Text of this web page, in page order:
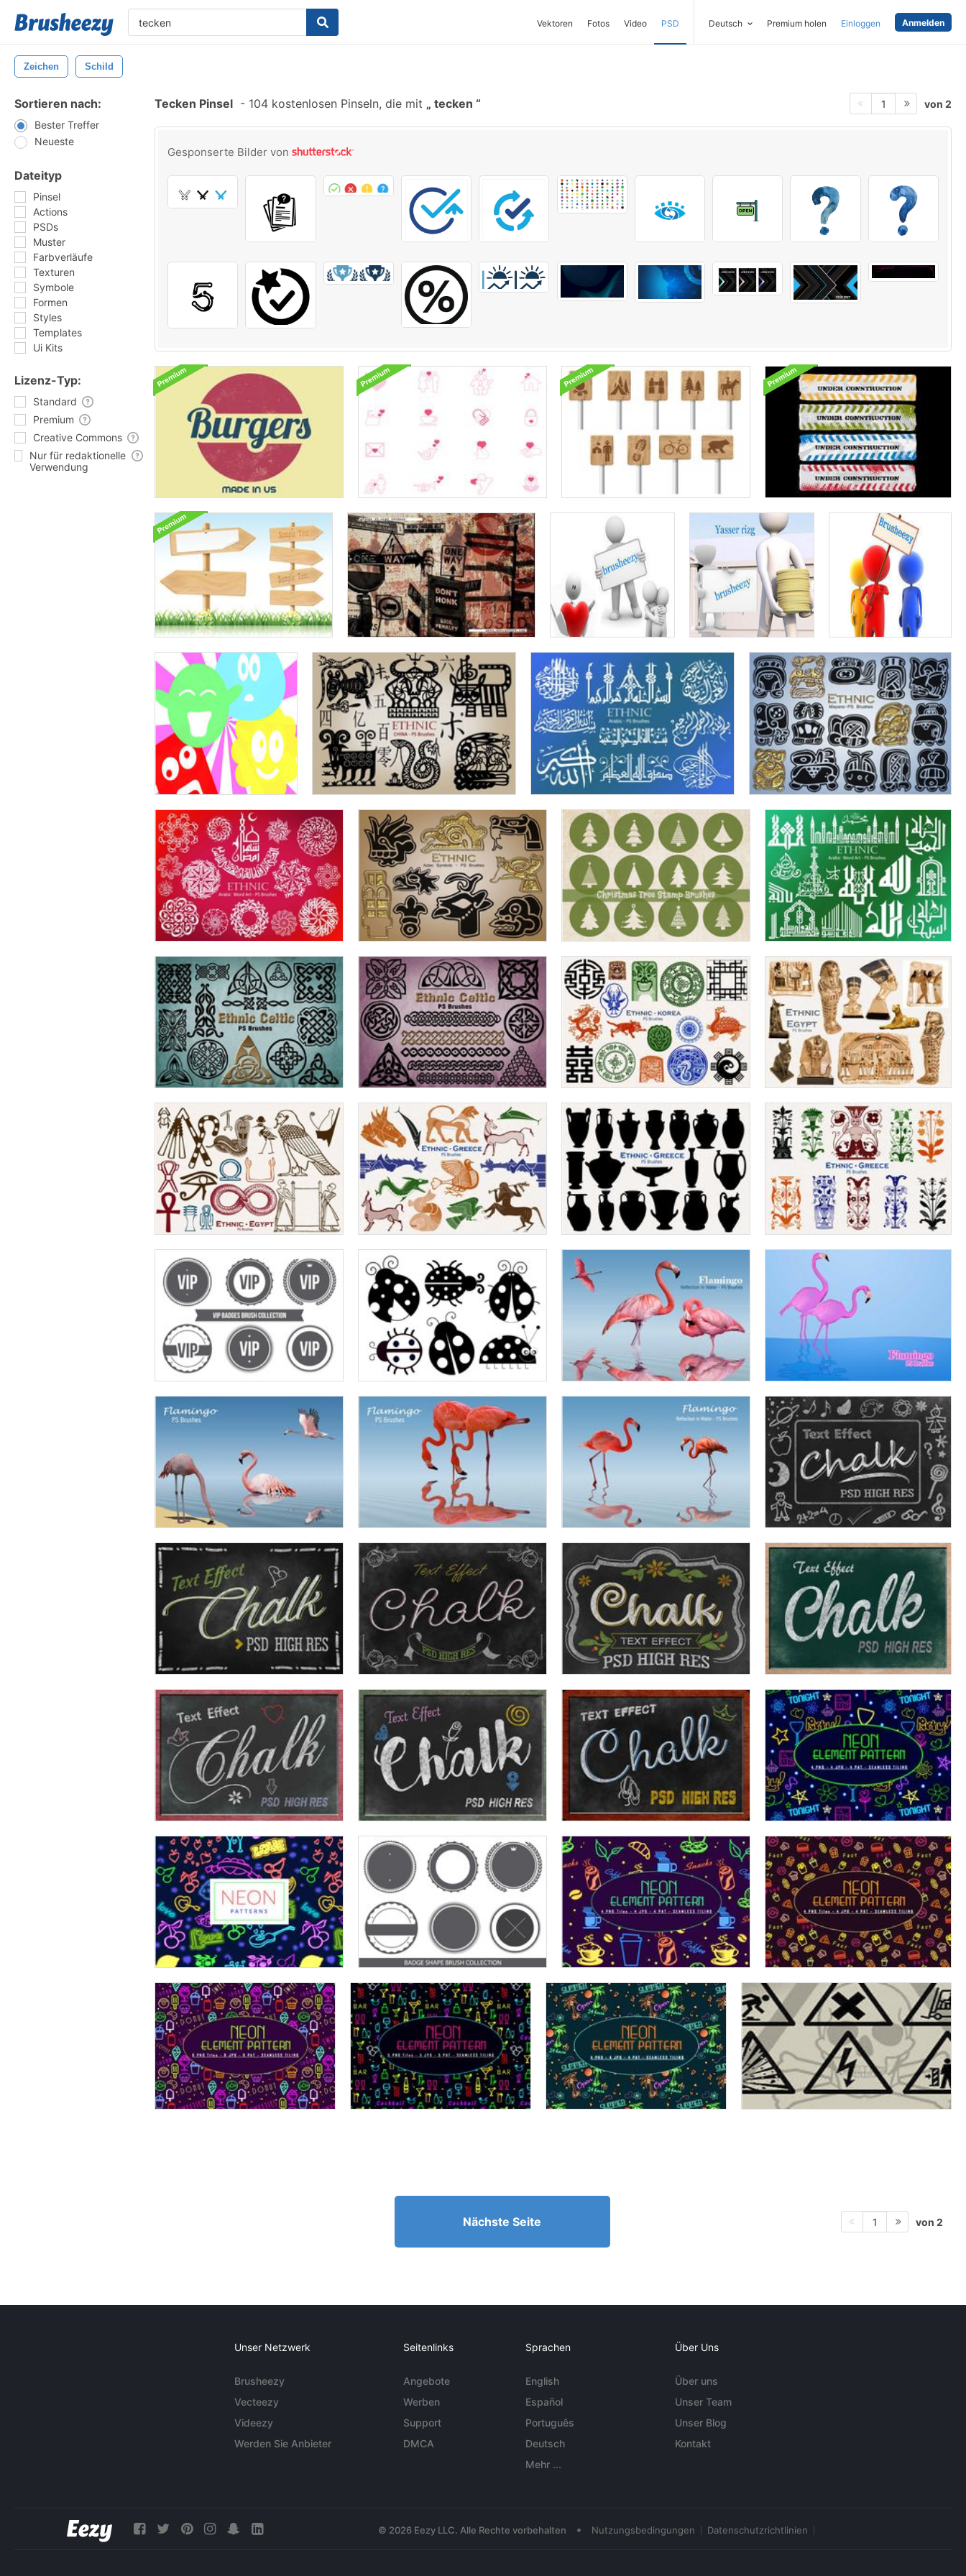
Vektoren Fotos Video PSD Deutsch Premium holen Einloggen Anmelden
Zeichen Schild
Sortieren nach:
Bester Treffer
Neueste
Dateityp
Pinsel
Actions
PSDs
Muster
Farbverläufe
Texturen
Symbole
Formen
Styles
Templates
Ui Kits
Lizenz-Typ:
Standard
Premium
Creative Commons
Nur für redaktionelle
Verwendung
Tecken Pinsel - 104 kostenlosen Pinseln, die mit tecken 1 von 2
Gesponserte Bilder von
Nächste Seite 1 von 2
Unser Netzwerk
Brusheezy
Vecteezy
Videezy
Werden Sie Anbieter
Seitenlinks
Angebote
Werben
Support
DMCA
Sprachen
English
Español
Português
Deutsch
Mehr ...
Über Uns
Über uns
Unser Team
Unser Blog
Kontakt
© 2026 Eezy LLC. Alle Rechte vorbehalten • Nutzungsbedingungen Datenschutzrichtlinien